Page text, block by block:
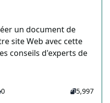
un document de
site Web avec cette
conseils d'experts de
0 5,997